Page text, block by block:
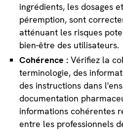
ingrédients, les dosages
péremption, sont
atténuant les risques
bien-être des utilisateurs.
Cohérence : Vérifiez la
terminologie, des
des instructions dans
documentation
informations cohérentes
entre les professionnels